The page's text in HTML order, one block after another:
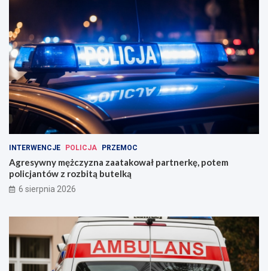
INTERWENCJE POLICJA PRZEMOC
Agresywny mężczyzna zaatakował partnerkę, potem
policjantów z rozbitą butelką
6 sierpnia 2026